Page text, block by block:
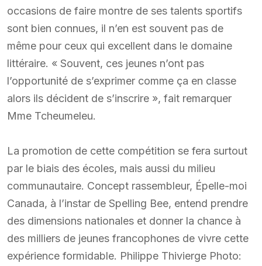
occasions de faire montre de ses talents sportifs
sont bien connues, il n’en est souvent pas de
même pour ceux qui excellent dans le domaine
littéraire. « Souvent, ces jeunes n’ont pas
l’opportunité de s’exprimer comme ça en classe
alors ils décident de s’inscrire », fait remarquer
Mme Tcheumeleu.
La promotion de cette compétition se fera surtout
par le biais des écoles, mais aussi du milieu
communautaire. Concept rassembleur, Épelle-moi
Canada, à l’instar de Spelling Bee, entend prendre
des dimensions nationales et donner la chance à
des milliers de jeunes francophones de vivre cette
expérience formidable. Philippe Thivierge Photo: